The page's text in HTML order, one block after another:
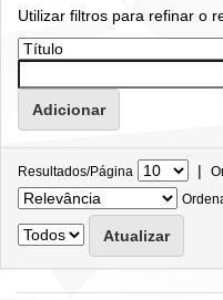
Utilizar filtros para refinar o
Resultados/Página |